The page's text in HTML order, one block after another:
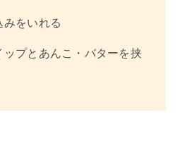
をいれる
ップとあんこ・バターを挟